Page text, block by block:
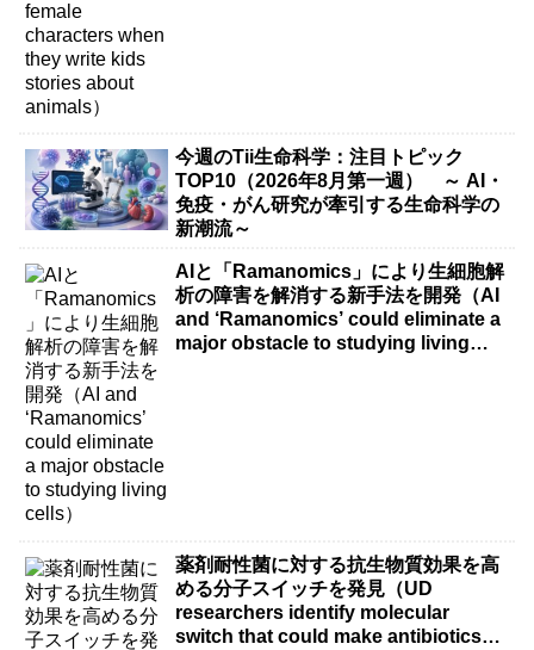
今週のTii生命科学：注目トピック
TOP10（2026年8月第一週） ～ AI・
免疫・がん研究が牽引する生命科学の
新潮流～
AIと「Ramanomics」により生細胞解
析の障害を解消する新手法を開発（AI
and ‘Ramanomics’ could eliminate a
major obstacle to studying living
薬剤耐性菌に対する抗生物質効果を高
める分子スイッチを発見（UD
researchers identify molecular
switch that could make antibiotics